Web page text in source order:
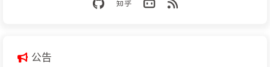
公告